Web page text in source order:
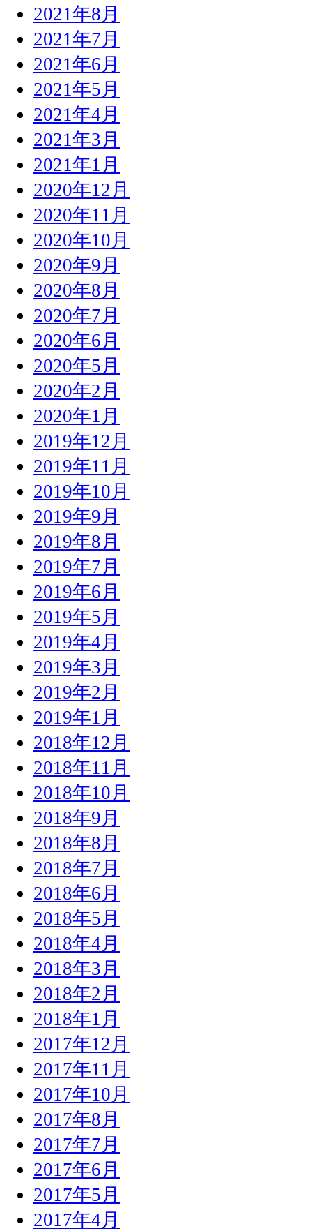
2021年8月
2021年7月
2021年6月
2021年5月
2021年4月
2021年3月
2021年1月
2020年12月
2020年11月
2020年10月
2020年9月
2020年8月
2020年7月
2020年6月
2020年5月
2020年2月
2020年1月
2019年12月
2019年11月
2019年10月
2019年9月
2019年8月
2019年7月
2019年6月
2019年5月
2019年4月
2019年3月
2019年2月
2019年1月
2018年12月
2018年11月
2018年10月
2018年9月
2018年8月
2018年7月
2018年6月
2018年5月
2018年4月
2018年3月
2018年2月
2018年1月
2017年12月
2017年11月
2017年10月
2017年8月
2017年7月
2017年6月
2017年5月
2017年4月